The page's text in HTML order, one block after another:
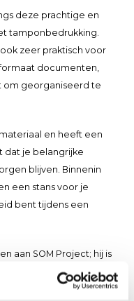
deze prachtige en
tamponbedrukking.
zeer praktisch voor
documenten,
om georganiseerd te
en heeft een
dat je belangrijke
blijven. Binnenin
een stans voor je
bent tijdens een
aan SOM Project; hij is
je hem nu gebruikt voor
op kantoor, de